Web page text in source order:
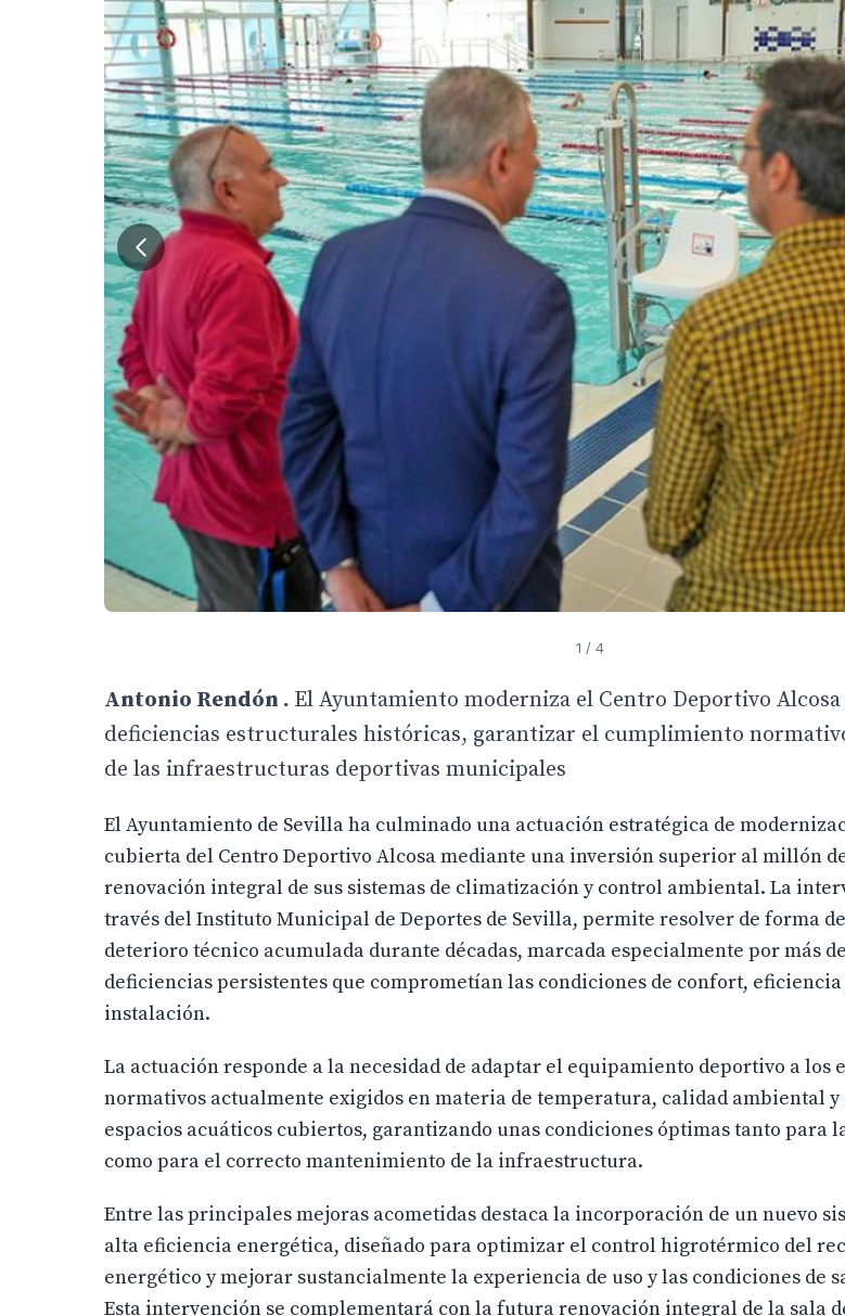
1 / 4
Antonio Rendón . El Ayuntamiento moderniza el Centro Deportivo
deficiencias estructurales históricas, garantizar el cumplimiento
de las infraestructuras deportivas municipales
El Ayuntamiento de Sevilla ha culminado una actuación estratégica de
cubierta del Centro Deportivo Alcosa mediante una inversión superior al millón
renovación integral de sus sistemas de climatización y control ambiental. La
través del Instituto Municipal de Deportes de Sevilla, permite resolver de forma
deterioro técnico acumulada durante décadas, marcada especialmente por más
deficiencias persistentes que comprometían las condiciones de confort,
instalación.
La actuación responde a la necesidad de adaptar el equipamiento deportivo a los
normativos actualmente exigidos en materia de temperatura, calidad ambiental
espacios acuáticos cubiertos, garantizando unas condiciones óptimas tanto para
como para el correcto mantenimiento de la infraestructura.
Entre las principales mejoras acometidas destaca la incorporación de un nuevo
alta eficiencia energética, diseñado para optimizar el control higrotérmico del
energético y mejorar sustancialmente la experiencia de uso y las condiciones de
Esta intervención se complementará con la futura renovación integral de la sala